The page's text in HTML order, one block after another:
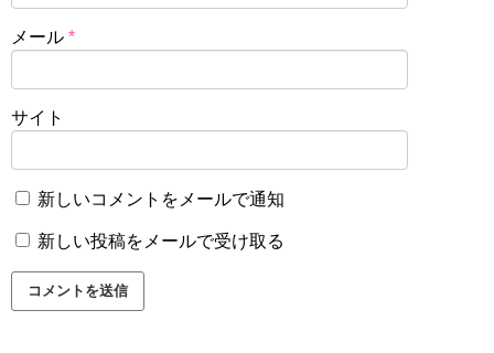
メール *
サイト
新しいコメントをメールで通知
新しい投稿をメールで受け取る